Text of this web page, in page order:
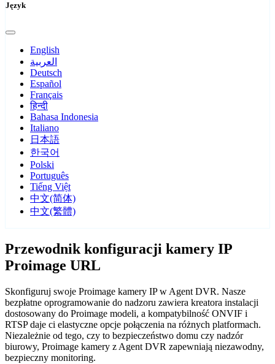
Język
English
العربية
Deutsch
Español
Français
हिन्दी
Bahasa Indonesia
Italiano
日本語
한국어
Polski
Português
Tiếng Việt
中文(简体)
中文(繁體)
Przewodnik konfiguracji kamery IP
Proimage URL
Skonfiguruj swoje Proimage kamery IP w Agent DVR. Nasze
bezpłatne oprogramowanie do nadzoru zawiera kreatora instalacji
dostosowany do Proimage modeli, a kompatybilność ONVIF i
RTSP daje ci elastyczne opcje połączenia na różnych platformach.
Niezależnie od tego, czy to bezpieczeństwo domu czy nadzór
biurowy, Proimage kamery z Agent DVR zapewniają niezawodny,
bezpieczny monitoring.